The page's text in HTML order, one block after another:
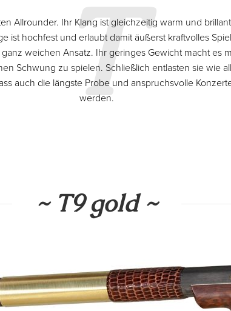
Allrounder. Ihr Klang ist gleichzeitig warm und
ist hochfest und erlaubt damit äußerst kraftvolles
weichen Ansatz. Ihr geringes Gewicht macht es
Schwung zu spielen. Schließlich entlasten sie wie
auch die längste Probe und anspruchsvolle
werden.
T
~ T9 gold ~